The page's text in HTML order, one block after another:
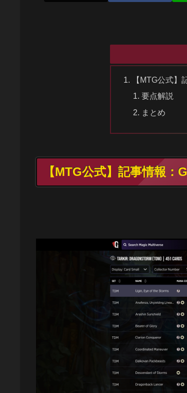
【MTG公式】
要点解説
まとめ
【MTG公式】記事情報